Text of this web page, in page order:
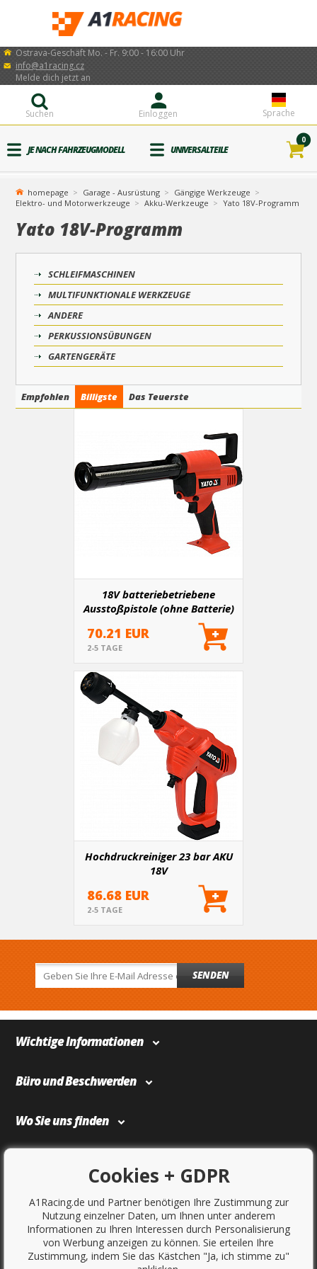
Ostrava-Geschäft Mo. - Fr. 9:00 - 16:00 Uhr
info@a1racing.cz
Sprache
Einloggen
Melde dich jetzt an
Suchen
JE NACH FAHRZEUGMODELL UNIVERSALTEILE
0
homepage Garage - Ausrüstung
Gängige Werkzeuge
Elektro- und Motorwerkzeuge
Akku-Werkzeuge Yato 18V-Programm
Yato 18V-Programm
SCHLEIFMASCHINEN
MULTIFUNKTIONALE WERKZEUGE
ANDERE
PERKUSSIONSÜBUNGEN
GARTENGERÄTE
Empfohlen Billigste Das Teuerste
18V batteriebetriebene
Ausstoßpistole (ohne Batterie)
70.21 EUR
2-5 TAGE
Hochdruckreiniger 23 bar AKU
18V
86.68 EUR
2-5 TAGE
SENDEN
Wichtige Informationen
Büro und Beschwerden
Wo Sie uns finden
Cookies + GDPR
A1Racing.de und Partner benötigen Ihre Zustimmung zur
Nutzung einzelner Daten, um Ihnen unter anderem
Informationen zu Ihren Interessen durch Personalisierung
von Werbung anzeigen zu können. Sie erteilen Ihre
Zustimmung, indem Sie das Kästchen "Ja, ich stimme zu"